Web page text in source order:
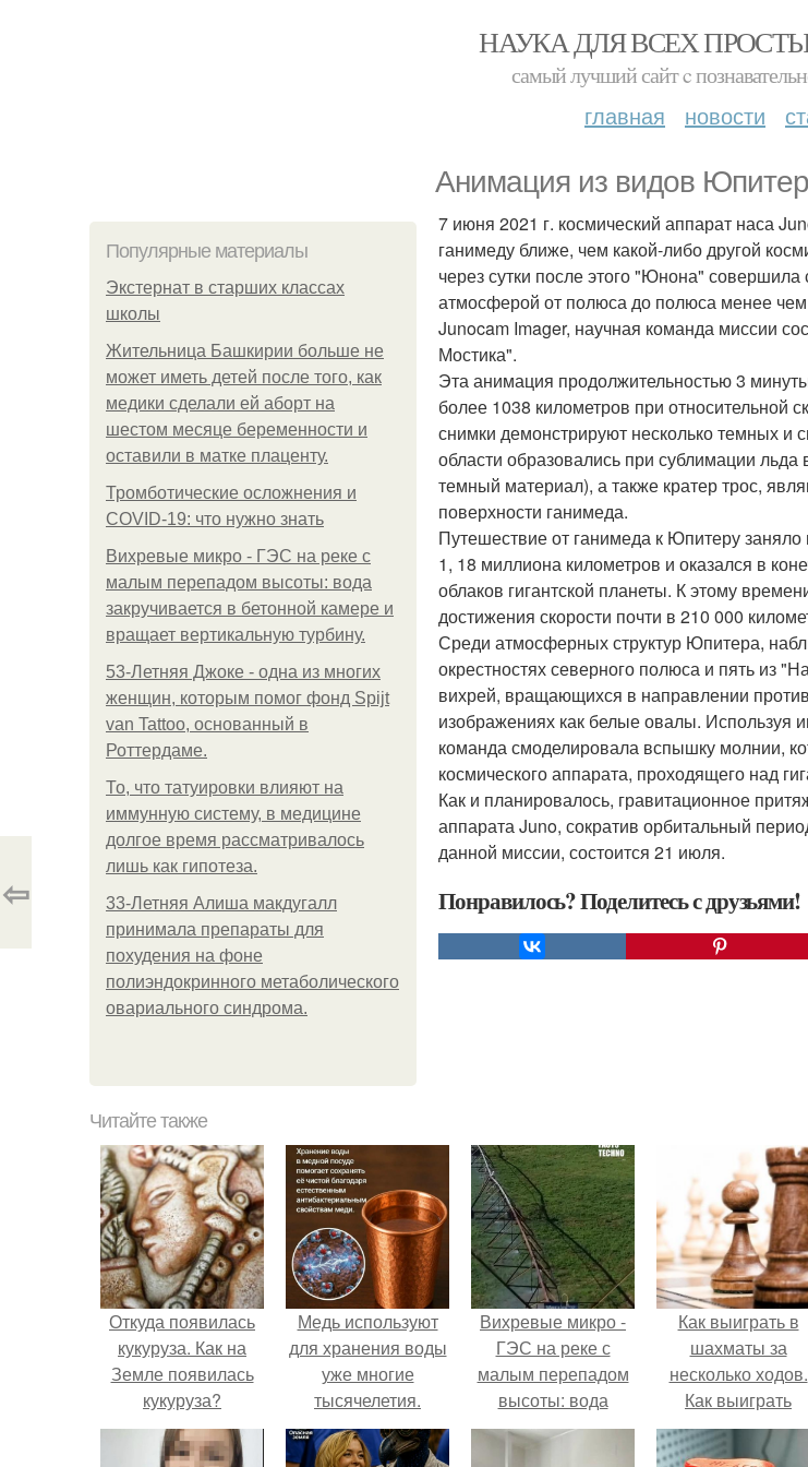
НАУКА ДЛЯ ВСЕХ
самый лучший сайт c
главная новости
Анимация из видов
Популярные материалы
Экстернат в старших классах
школы
Жительница Башкирии больше не
может иметь детей после того, как
медики сделали ей аборт на
шестом месяце беременности и
оставили в матке плаценту.
Тромботические осложнения и
COVID-19: что нужно знать
Вихревые микро - ГЭС на реке с
малым перепадом высоты: вода
закручивается в бетонной камере и
вращает вертикальную турбину.
53-Летняя Джоке - одна из многих
женщин, которым помог фонд Spijt
van Tattoo, основанный в
Роттердаме.
То, что татуировки влияют на
иммунную систему, в медицине
долгое время рассматривалось
лишь как гипотеза.
33-Летняя Алиша макдугалл
принимала препараты для
похудения на фоне
полиэндокринного метаболического
овариального синдрома.
7 июня 2021 г. космический аппарат наса
ганимеду ближе, чем какой-либо другой
через сутки после этого "Юнона"
атмосферой от полюса до полюса менее
Junocam Imager, научная команда миссии
Мостика".
Эта анимация продолжительностью 3
более 1038 километров при относительной
снимки демонстрируют несколько темных и
области образовались при сублимации
темный материал), а также кратер трос,
поверхности ганимеда.
Путешествие от ганимеда к Юпитеру
1, 18 миллиона километров и оказался в
облаков гигантской планеты. К этому
достижения скорости почти в 210 000
Среди атмосферных структур Юпитера,
окрестностях северного полюса и пять из
вихрей, вращающихся в направлении
изображениях как белые овалы.
команда смоделировала вспышку молнии,
космического аппарата, проходящего над
Как и планировалось, гравитационное
аппарата Juno, сократив орбитальный
данной миссии, состоится 21 июля.
Понравилось? Поделитесь с друзьями!
⇦
Читайте также
Откуда появилась
кукуруза. Как на
Земле появилась
кукуруза?
Медь используют
для хранения воды
уже многие
тысячелетия.
Вихревые микро -
ГЭС на реке с
малым перепадом
высоты: вода
закручивается в
бетонной камере и
Как выиграть в
шахматы за
несколько ходов.
Как выиграть
шахматную
за несколько ходов,